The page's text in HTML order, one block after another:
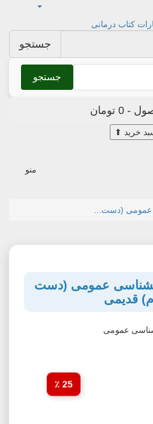
جستجو
جستجو
خرید ⬆
منو
عمومی (دست...
عمومی (دست
قدیمی
25 ٪